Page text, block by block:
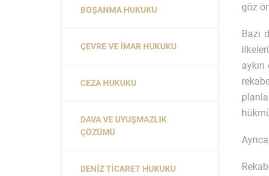
göz
Bazı
BOŞANMA HUKUKU
ÇEVRE VE İMAR HUKUKU
CEZA HUKUKU
DAVA VE UYUŞMAZLIK
ÇÖZÜMÜ
DENIZ TICARET HUKUKU